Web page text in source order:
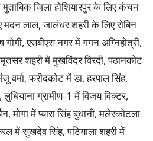
जिला होशियारपुर के लिए कंचन
लाल, जालंधर शहरी के लिए रोबिन
एसबीएस नगर में गगन अग्निहोत्री,
शहरी में मुखविंदर विरदी, पठानकोट
वर्मा, फरीदकोट में डा. हरपाल सिंह,
ग्रामीण-1 में विजय विक्टर,
मोगा में प्यारा सिंह बुधानी, मलेरकोटला
में सुखदेव सिंह, पटियाला शहरी में